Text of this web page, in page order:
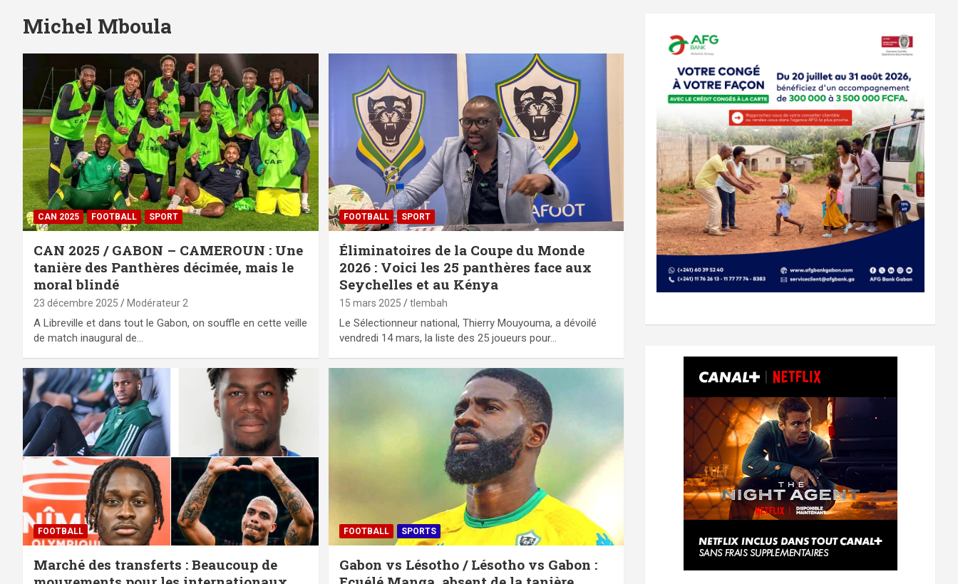
Michel Mboula
CAN 2025 FOOTBALL SPORT
CAN 2025 / GABON – CAMEROUN : Une
tanière des Panthères décimée, mais le
moral blindé
23 décembre 2025 Modérateur 2
A Libreville et dans tout le Gabon, on souffle en cette veille
de match inaugural de…
FOOTBALL SPORT
Éliminatoires de la Coupe du Monde
2026 : Voici les 25 panthères face aux
Seychelles et au Kénya
15 mars 2025 tlembah
Le Sélectionneur national, Thierry Mouyouma, a dévoilé
vendredi 14 mars, la liste des 25 joueurs pour…
FOOTBALL
Marché des transferts : Beaucoup de
FOOTBALL SPORTS
Gabon vs Lésotho / Lésotho vs Gabon :